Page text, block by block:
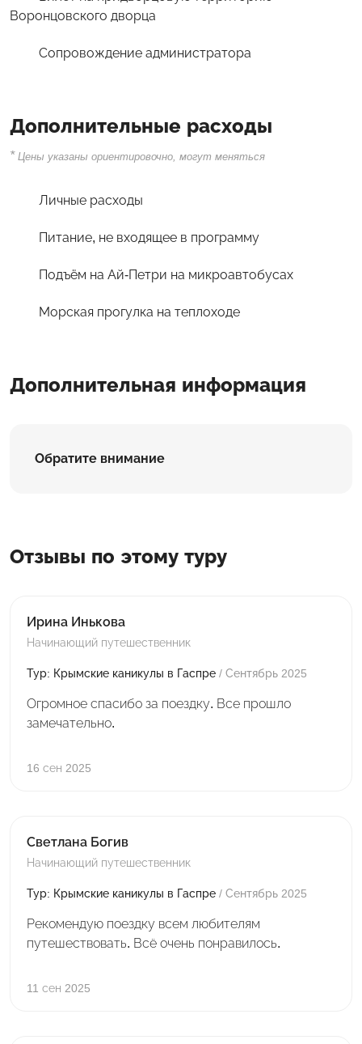
Воронцовского дворца
Сопровождение администратора
Дополнительные расходы
* Цены указаны ориентировочно, могут меняться
Личные расходы
Питание, не входящее в программу
Подъём на Ай-Петри на микроавтобусах
Морская прогулка на теплоходе
Дополнительная информация
Обратите внимание
Отзывы по этому туру
Ирина Инькова
Начинающий путешественник
Тур: Крымские каникулы в Гаспре / Сентябрь 2025
Огромное спасибо за поездку. Все прошло
замечательно.
16 сен 2025
Светлана Богив
Начинающий путешественник
Тур: Крымские каникулы в Гаспре / Сентябрь 2025
Рекомендую поездку всем любителям
путешествовать. Всё очень понравилось.
11 сен 2025